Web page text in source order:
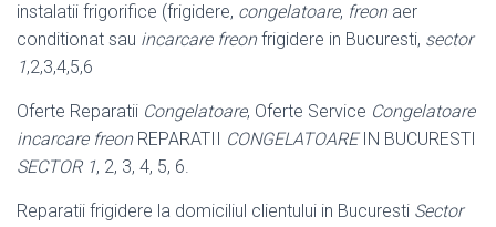
instalatii frigorifice (frigidere, congelatoare, freonaer
conditionat sau incarcare freonfrigidere in Bucuresti, sector
1,2,3,4,5,6
Oferte Reparatii Congelatoare, Oferte Service Congelatoare
incarcare freonREPARATII CONGELATOAREIN BUCURESTI
SECTOR 1, 2, 3, 4, 5, 6.
Reparatii frigidere la domiciliul clientului in Bucuresti Sector